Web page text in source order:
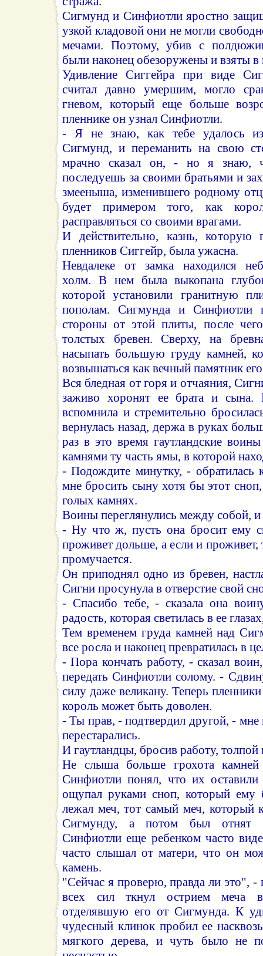
Сигмунд и Синфиотли яростно
узкой кладовой они не могли
мечами. Поэтому, убив с
были наконец обезоружены и взяты в
Удивление Сиггейра при виде
считал давно умершим, могло
гневом, который еще больше
пленнике он узнал Синфиотли.
- Я не знаю, как тебе удалось
Сигмунд, и переманить на свою
мрачно сказал он, - но я знаю,
последуешь за своими братьями и
змееныша, изменившего родному
будет примером того, как
расправляться со своими врагами.
И действительно, казнь, которую
пленников Сиггейр, была ужасна.
Невдалеке от замка находился
холм. В нем была выкопана
которой установили гранитную
пополам. Сигмунда и Синфиотли
стороны от этой плиты, после
толстых бревен. Сверху, на
насыпать большую груду камней,
возвышаться как вечный памятник
Вся бледная от горя и отчаяния,
заживо хоронят ее брата и
вспомнила и стремительно
вернулась назад, держа в руках
раз в это время гаутландские воины
камнями ту часть ямы, в которой
- Подождите минутку, -
мне бросить сыну хотя бы этот
голых камнях.
Воины переглянулись между собой, и
- Ну что ж, пусть она бросит ему
проживет дольше, а если и проживет,
промучается.
Он приподнял одно из бревен,
Сигни просунула в отверстие свой
- Спасибо тебе, - сказала она
радость, которая светилась в ее
Тем временем груда камней над
все росла и наконец превратилась в
- Пора кончать работу, - сказал
передать Синфиотли солому. -
силу даже великану. Теперь
король может быть доволен.
- Ты прав, - подтвердил другой, -
перестарались.
И гаутландцы, бросив работу, толпой
Не слыша больше грохота камней
Синфиотли понял, что их
ощупал руками сноп, который ему
лежал меч, тот самый меч, который
Сигмунду, а потом был отнят
Синфиотли еще ребенком часто
часто слышал от матери, что он
камень.
"Сейчас я проверю, правда ли это",
всех сил ткнул острием меча
отделявшую его от Сигмунда. К
чудесный клинок пробил ее
мягкого дерева, и чуть было не